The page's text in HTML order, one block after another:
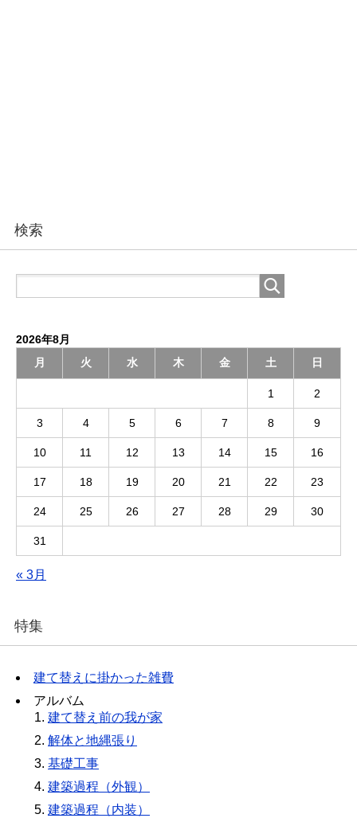
検索
2026年8月
月
火 水 木 金 土 日
1 2
3 4 5 6 7 8 9
10 11 12 13 14 15 16
17 18 19 20 21 22 23
24 25 26 27 28 29 30
31
« 3月
特集
建て替えに掛かった雑費
アルバム
建て替え前の我が家
解体と地縄張り
基礎工事
建築過程（外観）
建築過程（内装）